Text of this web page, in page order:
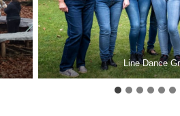
Line Dance